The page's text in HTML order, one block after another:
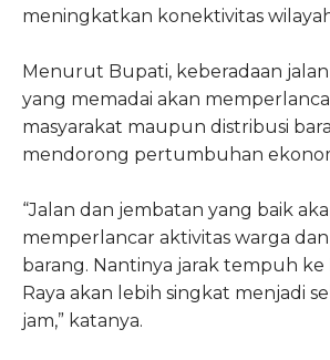
meningkatkan konektivitas
Menurut Bupati, keberadaan
yang memadai akan
masyarakat maupun distribusi
mendorong pertumbuhan
“Jalan dan jembatan yang baik
memperlancar aktivitas warga
barang. Nantinya jarak tempuh ke
Raya akan lebih singkat menjadi
jam,” katanya.